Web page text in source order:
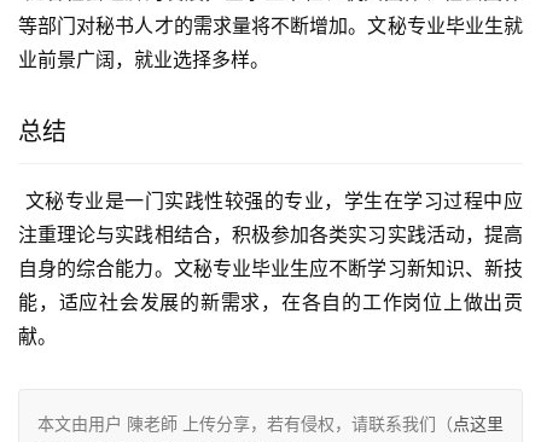
等部门对秘书人才的需求量将不断增加。文秘专业毕业生就
业前景广阔，就业选择多样。
总结
注重理论与实践相结合，积极参加各类实习实践活动，提高
自身的综合能力。文秘专业毕业生应不断学习新知识、新技
能，适应社会发展的新需求，在各自的工作岗位上做出贡
献。
本文由用户 陳老師 上传分享，若有侵权，请联系我们（点这里